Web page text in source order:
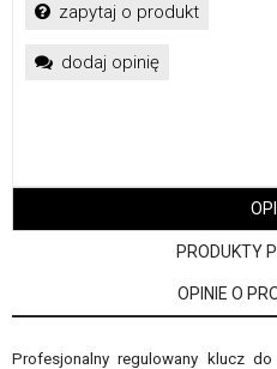
zapytaj o produkt
dodaj opinię
PRODUKTY
OPINIE O
Profesjonalny regulowany klucz